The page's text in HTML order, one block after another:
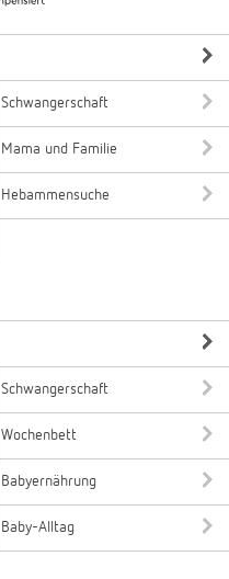
Schwangerschaft
Mama und Familie
Hebammensuche
Schwangerschaft
Wochenbett
Babyernährung
Baby-Alltag